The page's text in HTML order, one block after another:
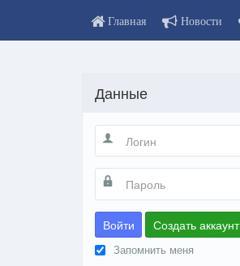
Главная Новости
Данные
Войти Создать аккаунт
Запомнить меня